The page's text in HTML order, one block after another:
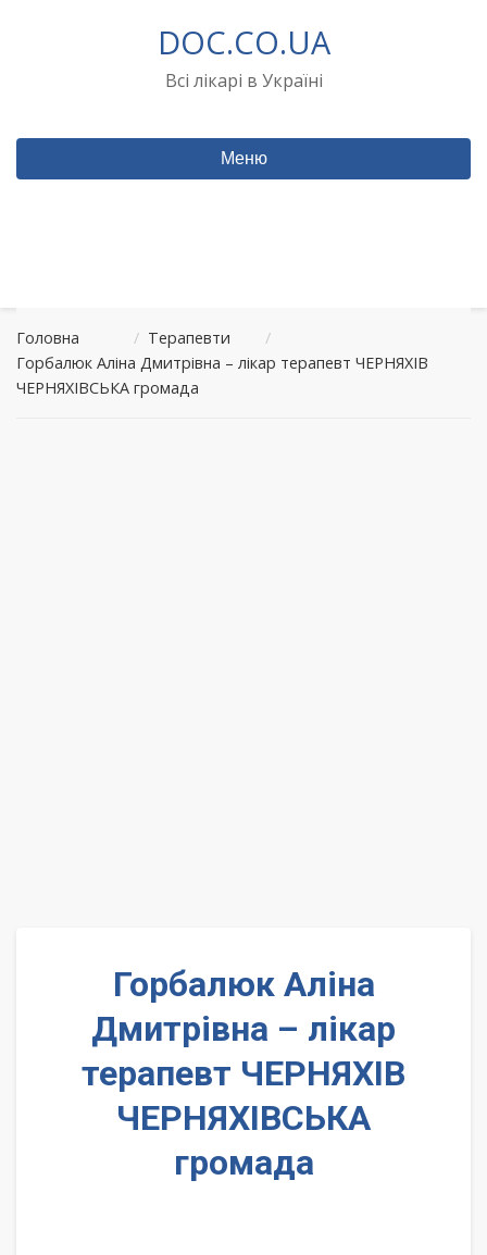
DOC.CO.UA
Всі лікарі в Україні
Меню
Головна / Терапевти
/
Горбалюк Аліна Дмитрівна – лікар терапевт ЧЕРНЯХІВ
ЧЕРНЯХІВСЬКА громада
Горбалюк Аліна
Дмитрівна – лікар
терапевт ЧЕРНЯХІВ
ЧЕРНЯХІВСЬКА
громада